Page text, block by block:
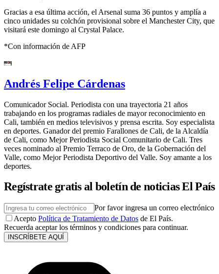
Gracias a esa última acción, el Arsenal suma 36 puntos y amplía a
cinco unidades su colchón provisional sobre el Manchester City, que
visitará este domingo al Crystal Palace.
*Con información de AFP
Andrés Felipe Cárdenas
Comunicador Social. Periodista con una trayectoria 21 años
trabajando en los programas radiales de mayor reconocimiento en
Cali, también en medios televisivos y prensa escrita. Soy especialista
en deportes. Ganador del premio Farallones de Cali, de la Alcaldía
de Cali, como Mejor Periodista Social Comunitario de Cali. Tres
veces nominado al Premio Terraco de Oro, de la Gobernación del
Valle, como Mejor Periodista Deportivo del Valle. Soy amante a los
deportes.
Regístrate gratis al boletín de noticias El País
Por favor ingresa un correo electrónico
Acepto Política de Tratamiento de Datos de El País.
Recuerda aceptar los términos y condiciones para continuar.
INSCRÍBETE AQUÍ